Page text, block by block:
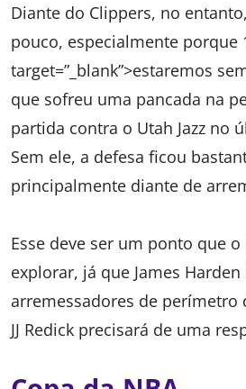
Diante do Clippers, no
pouco, especialmente porque
target=”_blank”>estaremos
que sofreu uma pancada na
partida contra o Utah Jazz no
Sem ele, a defesa ficou
principalmente diante de
Esse deve ser um ponto que o
explorar, já que James
arremessadores de perímetro
JJ Redick precisará de uma